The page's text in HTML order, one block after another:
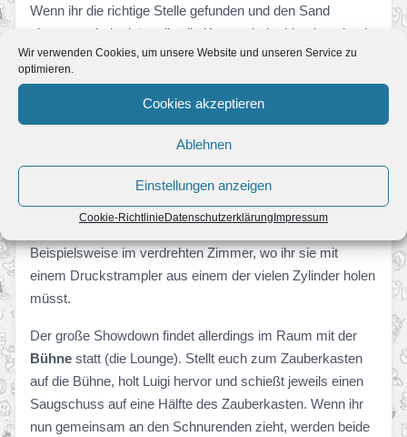
Wir verwenden Cookies, um unsere Website und unseren Service zu
optimieren.
Cookies akzeptieren
Ablehnen
Einstellungen anzeigen
Cookie-RichtlinieDatenschutzerklärungImpressum
Wenn ihr die richtige Stelle gefunden und den Sand
abgesaugt habt, könnt ihr die Katze wieder blenden, damit
sie wieder wächst und es zum zweiten Kampf kommt.
sie auch den zweiten Schwanz verloren, flüchtet die Katze
abermals. Und zwar in das Stockwerk darunter, in die
Zauberetage „Welt der Wunder“.
Fahrt mit dem Aufzug in die elfte Etage. Hier solltet ihr die
Fußspuren der Katze aufmerksam verfolgen, denn sie
Beispielsweise im verdrehten Zimmer, wo ihr sie mit
einem Druckstrampler aus einem der vielen Zylinder holen
müsst.
Der große Showdown findet allerdings im Raum mit der
Bühne statt (die Lounge). Stellt euch zum Zauberkasten
auf die Bühne, holt Luigi hervor und schießt jeweils einen
Saugschuss auf eine Hälfte des Zauberkasten. Wenn ihr
nun gemeinsam an den Schnurenden zieht, werden beide